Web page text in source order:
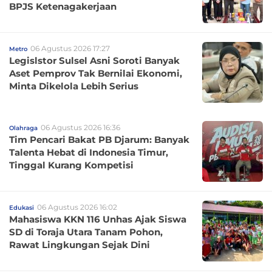
BPJS Ketenagakerjaan
Metro 06 Agustus 2026 17:27
Legislstor Sulsel Asni Soroti Banyak
Aset Pemprov Tak Bernilai Ekonomi,
Minta Dikelola Lebih Serius
Olahraga 06 Agustus 2026 16:36
Tim Pencari Bakat PB Djarum: Banyak
Talenta Hebat di Indonesia Timur,
Tinggal Kurang Kompetisi
Edukasi 06 Agustus 2026 16:02
Mahasiswa KKN 116 Unhas Ajak Siswa
SD di Toraja Utara Tanam Pohon,
Rawat Lingkungan Sejak Dini